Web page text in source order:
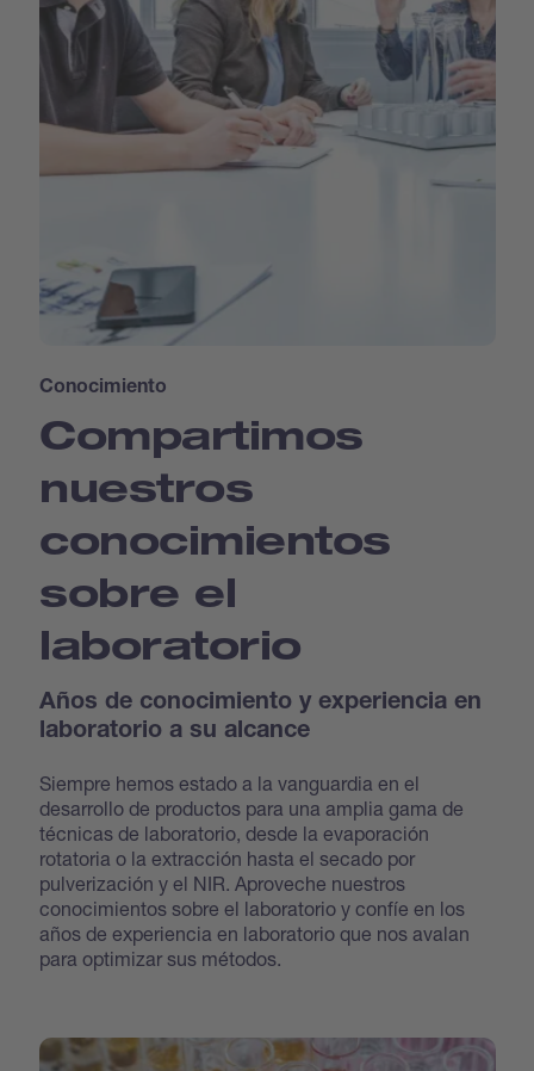
Conocimiento
Compartimos
nuestros
conocimientos
sobre el
laboratorio
Años de conocimiento y experiencia en
laboratorio a su alcance
Siempre hemos estado a la vanguardia en el
desarrollo de productos para una amplia gama de
técnicas de laboratorio, desde la evaporación
rotatoria o la extracción hasta el secado por
pulverización y el NIR. Aproveche nuestros
conocimientos sobre el laboratorio y confíe en los
años de experiencia en laboratorio que nos avalan
para optimizar sus métodos.